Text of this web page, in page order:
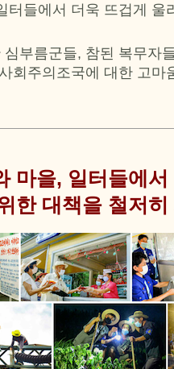
터들에서 더욱 뜨겁게 울
심부름군들, 참된 복무자
회주의조국에 대한 고마
마을, 일터들에
한 대책을 철저